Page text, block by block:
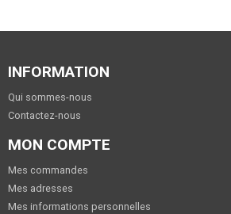
INFORMATION
Qui sommes-nous
Contactez-nous
MON COMPTE
Mes commandes
Mes adresses
Mes informations personnelles